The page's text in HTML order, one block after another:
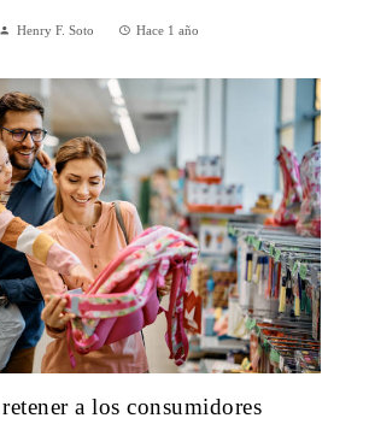
Henry F. Soto Hace 1 año
a los consumidores